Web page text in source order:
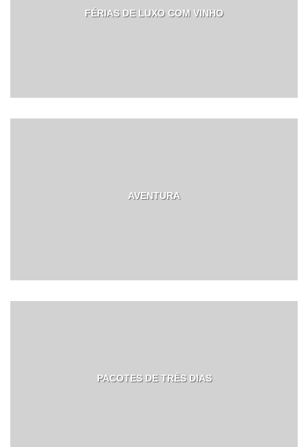
FÉRIAS DE LUXO COM VINHO
AVENTURA
PACOTES DE TRÊS DIAS